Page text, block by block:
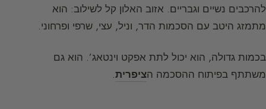
להרכבים נשיים וגבריים. אזוב האלון קל לשילוב: הוא
מתמזג היטב עם הסכמות הדר, וניל, עצי, שרפי ופרחוני.
בכמות גדולה, הוא יכול לתת אפקט וינטאג’. הוא גם
משתתף בפיתוח ההסכמה הציפרית.